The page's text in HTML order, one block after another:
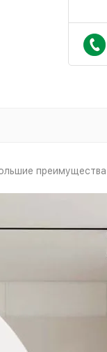
преимущества